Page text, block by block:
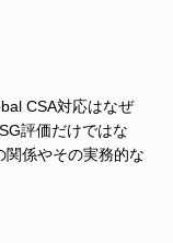
CSA対応はなぜ
評価だけではな
関係やその実務的な